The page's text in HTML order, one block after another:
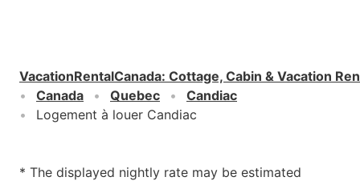
VacationRentalCanada: Cottage, Cabin & Vacation
Canada
Quebec
Candiac
Logement à louer Candiac
* The displayed nightly rate may be estimated